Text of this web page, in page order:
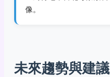
像。
未來趨勢與建議